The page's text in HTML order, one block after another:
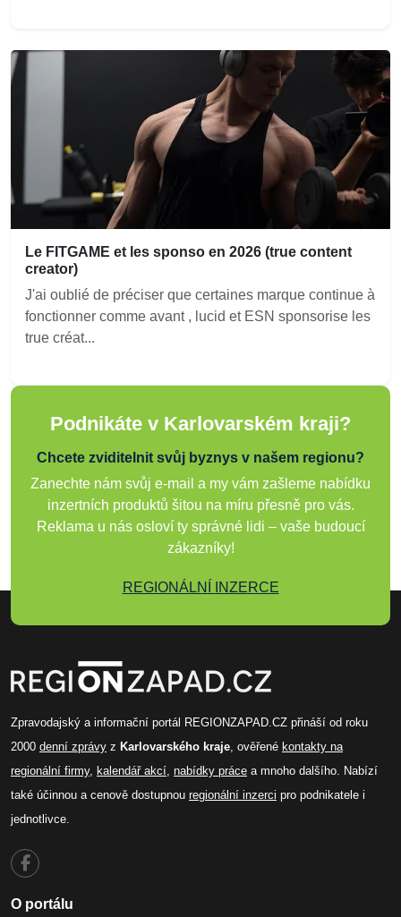
Le FITGAME et les sponso en 2026 (true content
creator)
J'ai oublié de préciser que certaines marque continue à
fonctionner comme avant , lucid et ESN sponsorise les
true créat...
Podnikáte v Karlovarském kraji?
Chcete zviditelnit svůj byznys v našem regionu?
Zanechte nám svůj e-mail a my vám zašleme nabídku
inzertních produktů šitou na míru přesně pro vás.
Reklama u nás osloví ty správné lidi – vaše budoucí
zákazníky!
REGIONÁLNÍ INZERCE
Zpravodajský a informační portál REGIONZAPAD.CZ přináší od roku
2000 denní zprávy z Karlovarského kraje , ověřené kontakty na
regionální firmy, kalendář akcí nabídky práce a mnoho dalšího. Nabízí
také účinnou a cenově dostupnou regionální inzerci pro podnikatele i
jednotlivce.
O portálu